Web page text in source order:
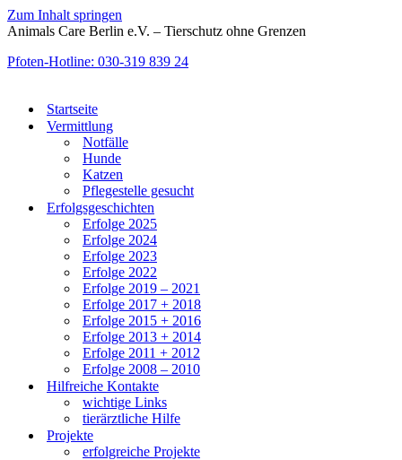
Zum Inhalt springen
Animals Care Berlin e.V. – Tierschutz ohne Grenzen
Pfoten-Hotline: 030-319 839 24
Startseite
Vermittlung
Notfälle
Hunde
Katzen
Pflegestelle gesucht
Erfolgsgeschichten
Erfolge 2025
Erfolge 2024
Erfolge 2023
Erfolge 2022
Erfolge 2019 – 2021
Erfolge 2017 + 2018
Erfolge 2015 + 2016
Erfolge 2013 + 2014
Erfolge 2011 + 2012
Erfolge 2008 – 2010
Hilfreiche Kontakte
wichtige Links
tierärztliche Hilfe
Projekte
erfolgreiche Projekte